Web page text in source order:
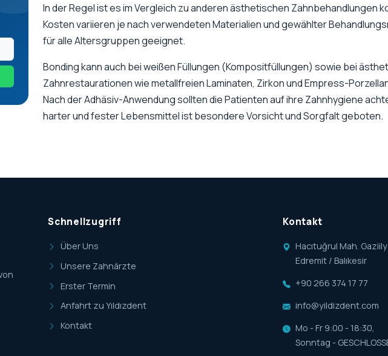
In der Regel ist es im Vergleich zu anderen ästhetischen Zahnbehandlungen
Kosten variieren je nach verwendeten Materialien und gewählter
für alle Altersgruppen geeignet.
Bonding kann auch bei weißen Füllungen (Kompositfüllungen) sowie bei
Zahnrestaurationen wie metallfreien Laminaten, Zirkon und Empress-
Nach der Adhäsiv-Anwendung sollten die Patienten auf ihre Zahnhygiene
harter und fester Lebensmittel ist besondere Vorsicht und Sorgfalt geboten.
Schnellzugriff
Über Uns
Unsere Zahnärzte
Erster Termin
Anfahrt zu Yıldızdent
Kontakt
Kontakt
Hacıtuğrul Mah.
Edremit / Balıkesir
+90 266 374 17 77
info@yildizdent.com
Mo - Fr 9:00 - 18:30,
Sonntag -